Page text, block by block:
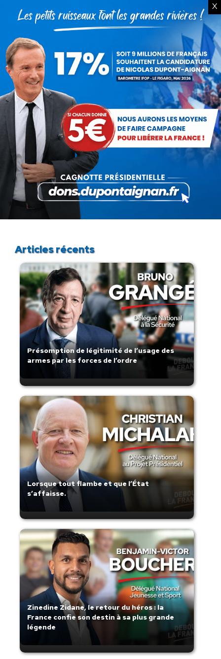
Service militaire : à quand des
réalistes ?
28 novembre 2025
Budget : l’imposture de trop.
La destitution au plus tôt !
24 novembre 2025
Rechercher
Recherche
Articles récents
Présomption de légitimité de l’usage des
armes par les forces de l’ordre
Lorsque tout flambe et que l’État
s’affaisse.
Zinedine Zidane, le retour du héros : la
France confie son destin à sa plus grande
légende
X